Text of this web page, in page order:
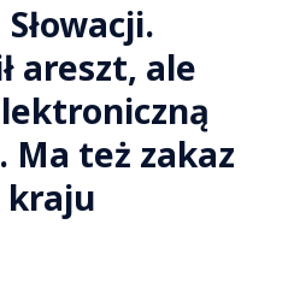
areszt, ale
też zakaz
kraju